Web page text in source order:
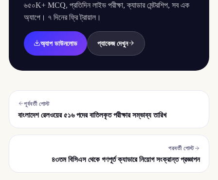
৬৫০K+ MCQ, প্রতিদিন লাইভ পরীক্ষা, ক্যাডার মেন্টরশিপ, সব এক
অ্যাপে। ৭ দিনের ফ্রি ট্রায়াল।
অ্যাপ ডাউনলোড প্যাকেজ দেখুন
পূর্ববর্তী পোস্ট
বাংলাদেশ রেলওয়ের ৫১৬ পদের বাতিলকৃত পরীক্ষার সম্ভাব্য তারিখ
পরবর্তী পোস্ট
৪৩তম বিসিএস থেকে গণপূর্ত ক্যাডারে নিয়োগ সংক্রান্ত প্রজ্ঞাপন